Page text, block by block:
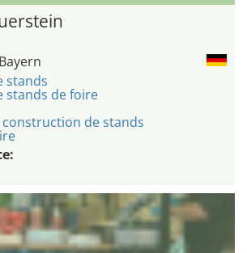
stands
stands de foire
de stands